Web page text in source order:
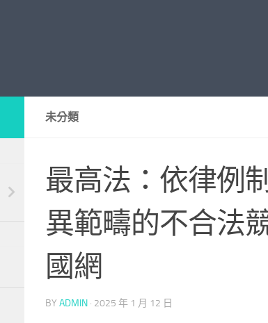
未分類
最高法：依律例
異範疇的不合法
國網
BY ADMIN · 2025 年 1 月 12 日